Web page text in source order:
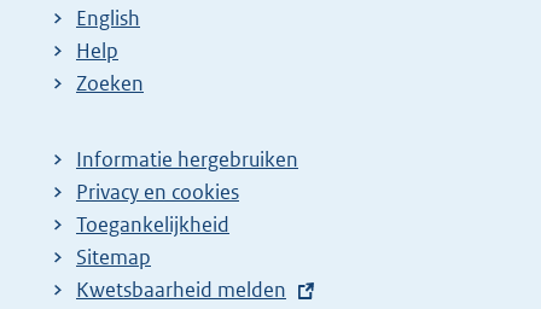
English
Help
Zoeken
Informatie hergebruiken
Privacy en cookies
Toegankelijkheid
Sitemap
E
Kwetsbaarheid melden